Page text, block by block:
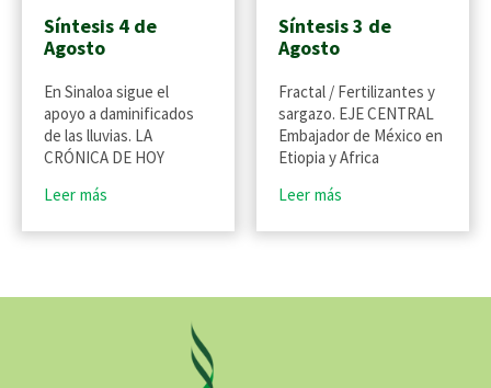
Síntesis 4 de
Agosto
En Sinaloa sigue el
apoyo a daminificados
de las lluvias. LA
CRÓNICA DE HOY
Leer más
Síntesis 3 de
Agosto
Fractal / Fertilizantes y
sargazo. EJE CENTRAL
Embajador de México en
Etiopia y Africa
Leer más